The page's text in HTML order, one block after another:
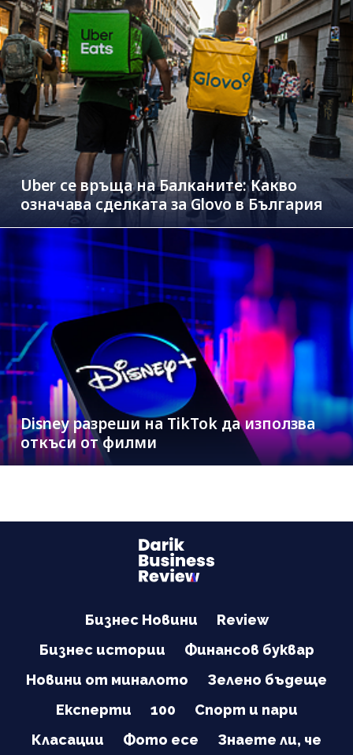
Uber се връща на Балканите: Какво
означава сделката за Glovo в България
Disney разреши на TikTok да използва
откъси от филми
Бизнес Новини
Review
Бизнес истории
Финансов буквар
Новини от миналото
Зелено бъдеще
Експерти
100
Спорт и пари
Класации
Фото есе Знаете ли, че